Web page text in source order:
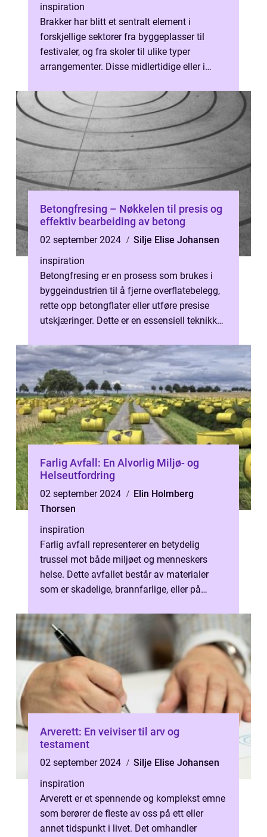
inspiration
Brakker har blitt et sentralt element i
forskjellige sektorer fra byggeplasser til
festivaler, og fra skoler til ulike typer
arrangementer. Disse midlertidige eller i
Betongfresing – Nøkkelen til presis og
effektiv bearbeiding av betong
02 september 2024
Silje Elise Johansen
inspiration
Betongfresing er en prosess som brukes i
byggeindustrien til å fjerne overflatebelegg,
rette opp betongflater eller utføre presise
utskjæringer. Dette er en essensiell teknikk
Farlig Avfall: En Alvorlig Miljø- og
Helseutfordring
02 september 2024
Elin Holmberg
Thorsen
inspiration
Farlig avfall representerer en betydelig
trussel mot både miljøet og menneskers
helse. Dette avfallet består av materialer
som er skadelige, brannfarlige, eller på
Arverett: En veiviser til arv og
testament
02 september 2024
Silje Elise Johansen
inspiration
Arverett er et spennende og komplekst emne
som berører de fleste av oss på ett eller
annet tidspunkt i livet. Det omhandler